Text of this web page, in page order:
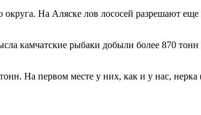
На Аляске лов лососей разрешают
камчатские рыбаки добыли более 870 тонн
На первом месте у них, как и у нас,